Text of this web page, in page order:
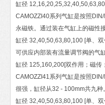
缸径
CAMOZZI40系列气缸是按照
永磁铁。通过装在气缸上的磁性
缸径 32,40,50,63,80,100 [单、
可供应内部装有流量调节阀的气
缸径 125,160,200[双作用；磁传
CAMOZZI41系列气缸是按照
很强，缸径从32 - 100mm共九
缸径 32,40,50,63,80,100 [单、